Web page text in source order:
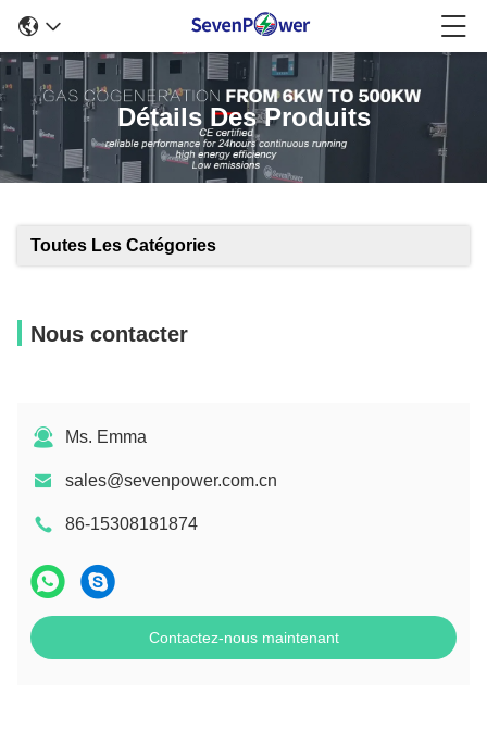
Détails Des Produits
Toutes Les Catégories
Nous contacter
Ms. Emma
sales@sevenpower.com.cn
86-15308181874
Contactez-nous maintenant